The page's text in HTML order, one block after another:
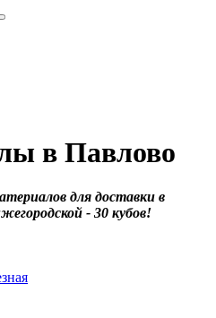
в Павлово
для доставки в
- 30 кубов!